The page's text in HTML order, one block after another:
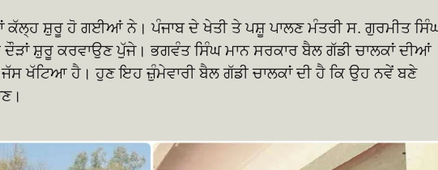
ਕੱਲ੍ਹ ਸ਼ੁਰੂ ਹੋ ਗਈਆਂ ਨੇ। ਪੰਜਾਬ ਦੇ ਖੇਤੀ ਤੇ ਪਸ਼ੂ ਪਾਲਣ ਮੰਤਰੀ ਸ. ਗੁਰਮੀਤ
ਸ਼ੁਰੂ ਕਰਵਾਉਣ ਪੁੱਜੇ। ਭਗਵੰਤ ਸਿੰਘ ਮਾਨ ਸਰਕਾਰ ਬੈਲ ਗੱਡੀ ਚਾਲਕਾਂ ਦੀਆਂ
ਜੱਸ ਖੱਟਿਆ ਹੈ। ਹੁਣ ਇਹ ਜ਼ੁੰਮੇਵਾਰੀ ਬੈਲ ਗੱਡੀ ਚਾਲਕਾਂ ਦੀ ਹੈ ਕਿ ਉਹ ਨਵੇਂ ਬਣੇ